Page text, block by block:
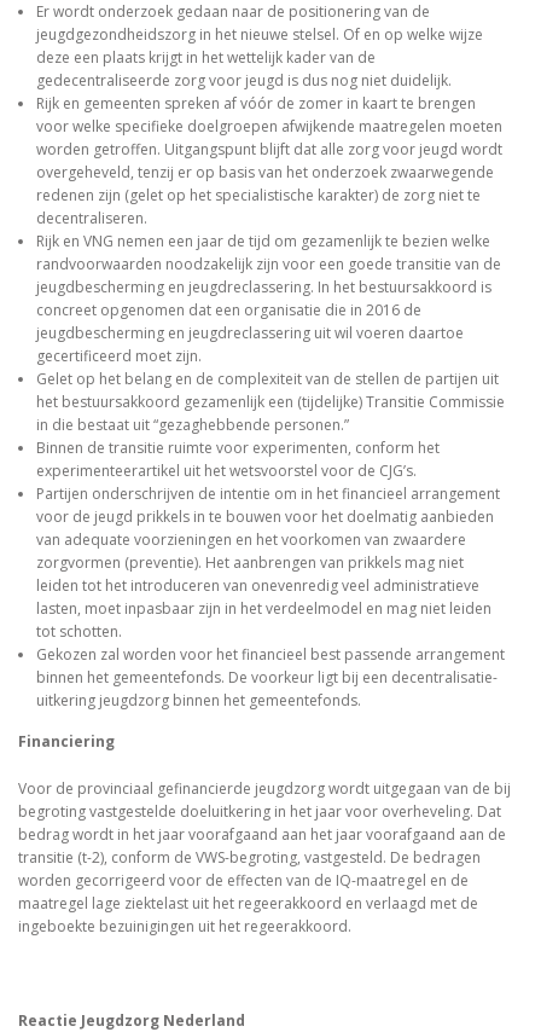
Er wordt onderzoek gedaan naar de positionering van de
jeugdgezondheidszorg in het nieuwe stelsel. Of en op welke wijze
deze een plaats krijgt in het wettelijk kader van de
gedecentraliseerde zorg voor jeugd is dus nog niet duidelijk.
Rijk en gemeenten spreken af vóór de zomer in kaart te brengen
voor welke specifieke doelgroepen afwijkende maatregelen moeten
worden getroffen. Uitgangspunt blijft dat alle zorg voor jeugd wordt
overgeheveld, tenzij er op basis van het onderzoek zwaarwegende
redenen zijn (gelet op het specialistische karakter) de zorg niet te
decentraliseren.
Rijk en VNG nemen een jaar de tijd om gezamenlijk te bezien welke
randvoorwaarden noodzakelijk zijn voor een goede transitie van de
jeugdbescherming en jeugdreclassering. In het bestuursakkoord is
concreet opgenomen dat een organisatie die in 2016 de
jeugdbescherming en jeugdreclassering uit wil voeren daartoe
gecertificeerd moet zijn.
Gelet op het belang en de complexiteit van de stellen de partijen uit
het bestuursakkoord gezamenlijk een (tijdelijke) Transitie Commissie
in die bestaat uit “gezaghebbende personen.”
Binnen de transitie ruimte voor experimenten, conform het
experimenteerartikel uit het wetsvoorstel voor de CJG’s.
Partijen onderschrijven de intentie om in het financieel arrangement
voor de jeugd prikkels in te bouwen voor het doelmatig aanbieden
van adequate voorzieningen en het voorkomen van zwaardere
zorgvormen (preventie). Het aanbrengen van prikkels mag niet
leiden tot het introduceren van onevenredig veel administratieve
lasten, moet inpasbaar zijn in het verdeelmodel en mag niet leiden
tot schotten.
Gekozen zal worden voor het financieel best passende arrangement
binnen het gemeentefonds. De voorkeur ligt bij een decentralisatie-
uitkering jeugdzorg binnen het gemeentefonds.
Financiering
Voor de provinciaal gefinancierde jeugdzorg wordt uitgegaan van de bij
begroting vastgestelde doeluitkering in het jaar voor overheveling. Dat
bedrag wordt in het jaar voorafgaand aan het jaar voorafgaand aan de
transitie (t-2), conform de VWS-begroting, vastgesteld. De bedragen
worden gecorrigeerd voor de effecten van de IQ-maatregel en de
maatregel lage ziektelast uit het regeerakkoord en verlaagd met de
ingeboekte bezuinigingen uit het regeerakkoord.
Reactie Jeugdzorg Nederland